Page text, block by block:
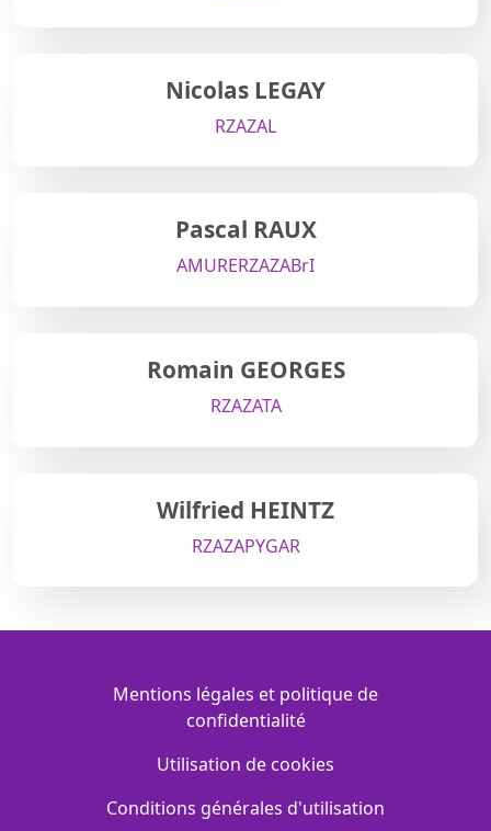
Nicolas LEGAY
RZAZAL
Pascal RAUX
AMURERZAZABrI
Romain GEORGES
RZAZATA
Wilfried HEINTZ
RZAZAPYGAR
Menu Footer
Mentions légales et politique de
confidentialité
Utilisation de cookies
Conditions générales d'utilisation